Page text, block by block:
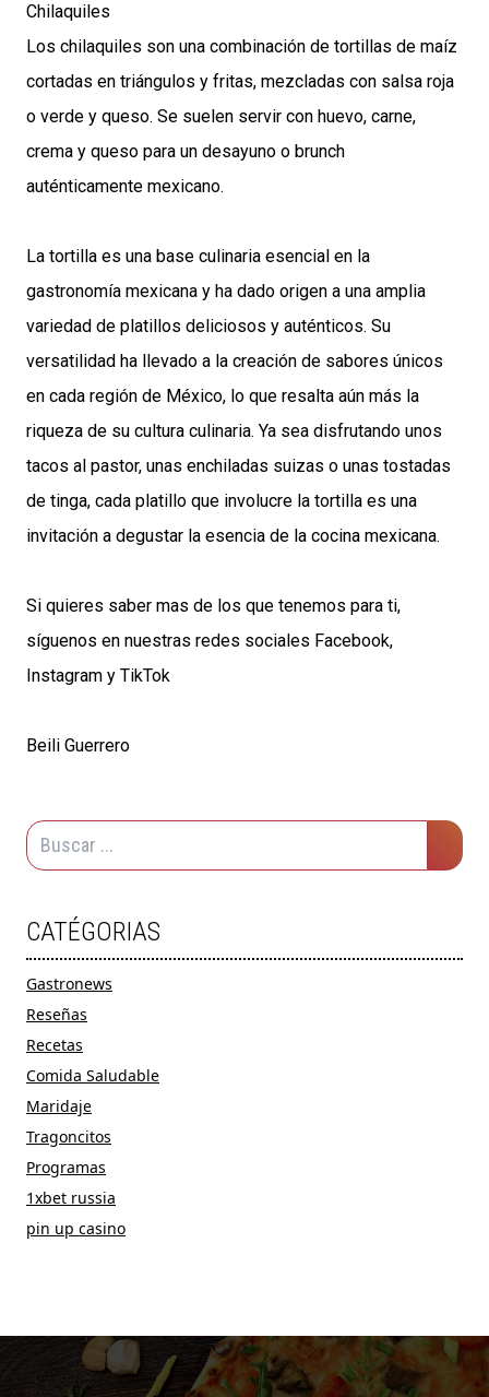
Chilaquiles
Los chilaquiles son una combinación de tortillas de maíz
cortadas en triángulos y fritas, mezcladas con salsa roja
o verde y queso. Se suelen servir con huevo, carne,
crema y queso para un desayuno o brunch
auténticamente mexicano.
La tortilla es una base culinaria esencial en la
gastronomía mexicana y ha dado origen a una amplia
variedad de platillos deliciosos y auténticos. Su
versatilidad ha llevado a la creación de sabores únicos
en cada región de México, lo que resalta aún más la
riqueza de su cultura culinaria. Ya sea disfrutando unos
tacos al pastor, unas enchiladas suizas o unas tostadas
de tinga, cada platillo que involucre la tortilla es una
invitación a degustar la esencia de la cocina mexicana.
Si quieres saber mas de los que tenemos para ti,
síguenos en nuestras redes sociales Facebook,
Instagram y TikTok
Beili Guerrero
CATÉGORIAS
Gastronews
Reseñas
Recetas
Comida Saludable
Maridaje
Tragoncitos
Programas
1xbet russia
pin up casino